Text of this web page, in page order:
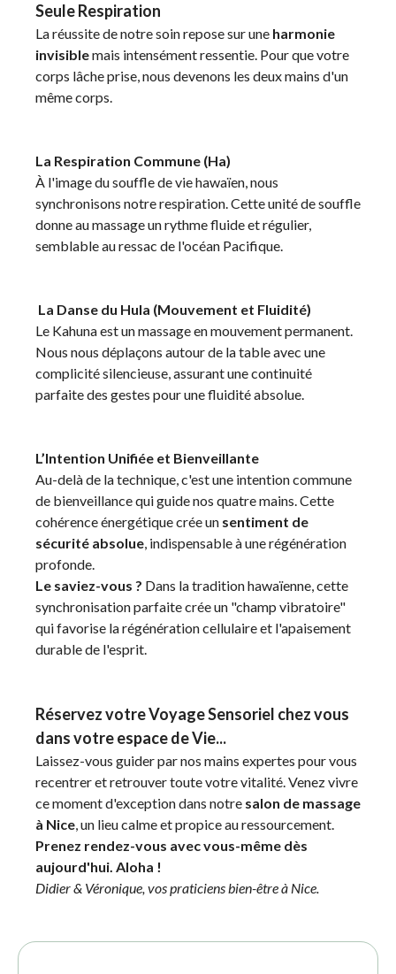
Seule Respiration
La réussite de notre soin repose sur une harmonie
invisiblemais intensément ressentie. Pour que votre
corps lâche prise, nous devenons les deux mains d'un
même corps.
La Respiration Commune (Ha)
À l'image du souffle de vie hawaïen, nous
synchronisons notre respiration. Cette unité de souffle
donne au massage un rythme fluide et régulier,
semblable au ressac de l'océan Pacifique.
La Danse du Hula (Mouvement et Fluidité)
Le Kahuna est un massage en mouvement permanent.
Nous nous déplaçons autour de la table avec une
complicité silencieuse, assurant une continuité
parfaite des gestes pour une fluidité absolue.
L’Intention Unifiée et Bienveillante
Au-delà de la technique, c'est une intention commune
de bienveillance qui guide nos quatre mains. Cette
cohérence énergétique crée un sentiment de
sécurité absolue, indispensable à une régénération
profonde.
Le saviez-vous ? Dans la tradition hawaïenne, cette
synchronisation parfaite crée un "champ vibratoire"
qui favorise la régénération cellulaire et l'apaisement
durable de l'esprit.
Réservez votre Voyage Sensoriel chez vous
dans votre espace de Vie...
Laissez-vous guider par nos mains expertes pour vous
recentrer et retrouver toute votre vitalité. Venez vivre
ce moment d'exception dans notre salon de massage
à Nice, un lieu calme et propice au ressourcement.
Prenez rendez-vous avec vous-même dès
aujourd'hui. Aloha !
Didier & Véronique, vos praticiens bien-être à Nice.